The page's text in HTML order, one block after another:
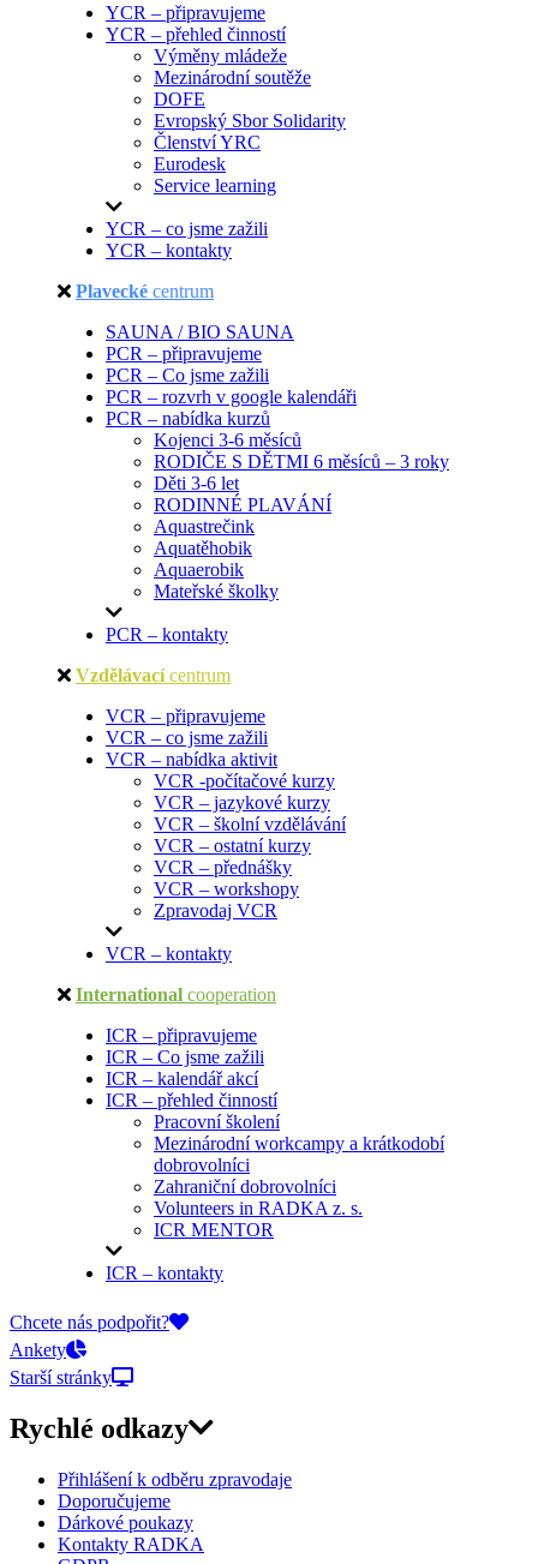
YCR – připravujeme
YCR – přehled činností
Výměny mládeže
Mezinárodní soutěže
DOFE
Evropský Sbor Solidarity
Členství YRC
Eurodesk
Service learning
YCR – co jsme zažili
YCR – kontakty
Plavecké centrum
SAUNA / BIO SAUNA
PCR – připravujeme
PCR – Co jsme zažili
PCR – rozvrh v google kalendáři
PCR – nabídka kurzů
Kojenci 3-6 měsíců
RODIČE S DĚTMI 6 měsíců – 3 roky
Děti 3-6 let
RODINNÉ PLAVÁNÍ
Aquastrečink
Aquatěhobik
Aquaerobik
Mateřské školky
PCR – kontakty
Vzdělávací centrum
VCR – připravujeme
VCR – co jsme zažili
VCR – nabídka aktivit
VCR -počítačové kurzy
VCR – jazykové kurzy
VCR – školní vzdělávání
VCR – ostatní kurzy
VCR – přednášky
VCR – workshopy
Zpravodaj VCR
VCR – kontakty
International cooperation
ICR – připravujeme
ICR – Co jsme zažili
ICR – kalendář akcí
ICR – přehled činností
Pracovní školení
Mezinárodní workcampy a krátkodobí
dobrovolníci
Zahraniční dobrovolníci
Volunteers in RADKA z. s.
ICR MENTOR
ICR – kontakty
On-line přihlášky
Chcete nás podpořit?
Ankety
Starší stránky
Rychlé odkazy
Přihlášení k odběru zpravodaje
Doporučujeme
Dárkové poukazy
Kontakty RADKA